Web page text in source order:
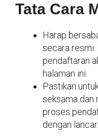
Tata Cara
Harap
secara resmi.
pendaftaran
halaman ini.
Pastikan
seksama dan
proses
dengan lancar.